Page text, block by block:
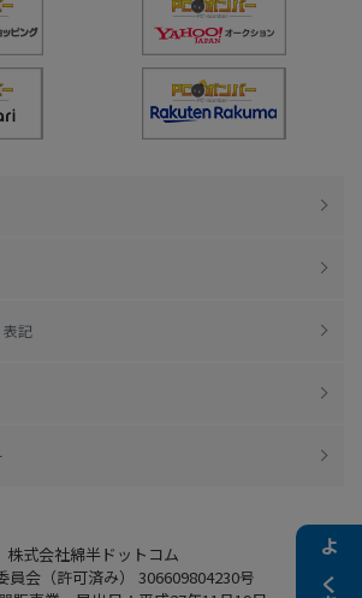
表記
株式会社綿半ドットコム
員会（許可済み） 306609804230号